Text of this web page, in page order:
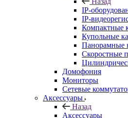
IP-
IP-
Компактные
Купольные
Панорамные
Скоростные
Домофония
Мониторы
Сетевые
Аксессуары
Назад
Аксессуары